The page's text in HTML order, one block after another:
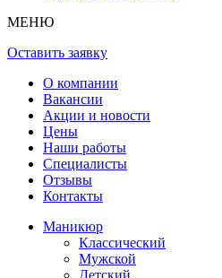
МЕНЮ
Оставить заявку
О компании
Вакансии
Акции и новости
Цены
Наши работы
Специалисты
Отзывы
Контакты
Маникюр
Классический
Мужской
Детский